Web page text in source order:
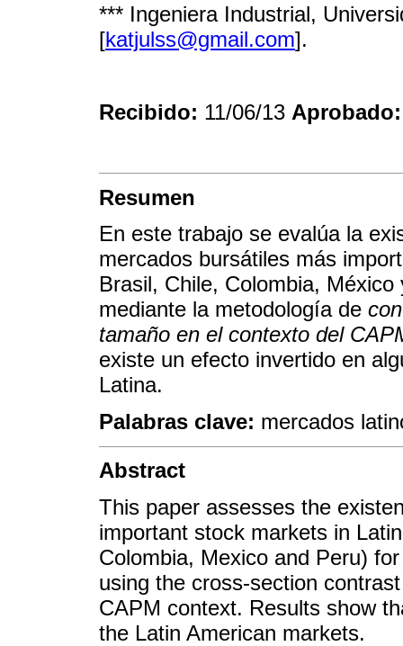
*** Ingeniera Industrial,
[katjulss@gmail.com].
Recibido: 11/06/13
Resumen
En este trabajo se evalúa la
mercados bursátiles más
Brasil, Chile, Colombia,
mediante la metodología de
tamaño en el contexto del
existe un efecto invertido en
Latina.
Palabras clave: mercados
Abstract
This paper assesses the
important stock markets in
Colombia, Mexico and Peru)
using the cross-section
CAPM context. Results show
the Latin American markets.